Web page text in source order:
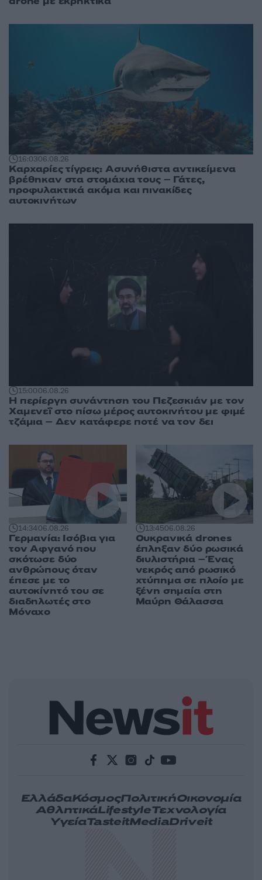
16:0306.08.26
Καρχαρίες τίγρεις: Ασυνήθιστα αντικείμενα
βρέθηκαν στα στομάχια τους – Γάτες,
προφυλακτικά ακόμα και πινακίδες
αυτοκινήτων
15:0006.08.26
Η περίεργη συνάντηση του Πεζεσκιάν με τον
Χαμενεΐ στο πίσω μέρος αυτοκινήτου με φιμέ
τζάμια – Δεν κατάφερε ποτέ να τον δει
14:3406.08.26
Γερμανία: Ισόβια για
τον Αφγανό που
σκότωσε δύο
ανθρώπους όταν
έπεσε με το
αυτοκίνητό του σε
διαδηλωτές στο
Μόναχο
13:4506.08.26
Ουκρανικά drones
έπληξαν δύο ρωσικά
διυλιστήρια – Ένας
νεκρός από ρωσικό
χτύπημα σε πλοίο με
ξένη σημαία στη
Μαύρη Θάλασσα
ΕλλάδαΚόσμοςΠολιτικήΟικονομία
ΑθλητικάLifestyleΤεχνολογία
ΥγείαTasteitMediaDriveit